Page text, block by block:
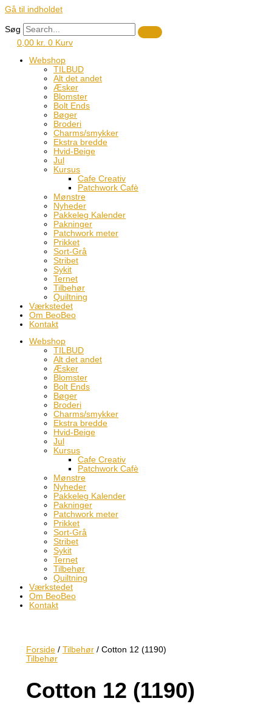
Gå til indholdet
Søg
0,00 kr. 0 Kurv
Webshop
TILBUD
Alt det andet
Æsker
Blomster
Bolt Ends
Bøger
Broderi
Charms/smykker
Ekstra bredde
Hvid-Beige
Jul
Kursus
Cafe Creativ
Patchwork Cafè
Mønstre
Nyheder
Pakkeleg Kalender
Pakninger
Patchwork meter
Prikket
Sort-Grå
Stribet
Sykit
Ternet
Tilbehør
Quiltning
Værkstedet
Om BeoBeo
Kontakt
Webshop
TILBUD
Alt det andet
Æsker
Blomster
Bolt Ends
Bøger
Broderi
Charms/smykker
Ekstra bredde
Hvid-Beige
Jul
Kursus
Cafe Creativ
Patchwork Cafè
Mønstre
Nyheder
Pakkeleg Kalender
Pakninger
Patchwork meter
Prikket
Sort-Grå
Stribet
Sykit
Ternet
Tilbehør
Quiltning
Værkstedet
Om BeoBeo
Kontakt
Forside/ Tilbehør/ Cotton 12 (1190)
Tilbehør
Cotton 12 (1190)